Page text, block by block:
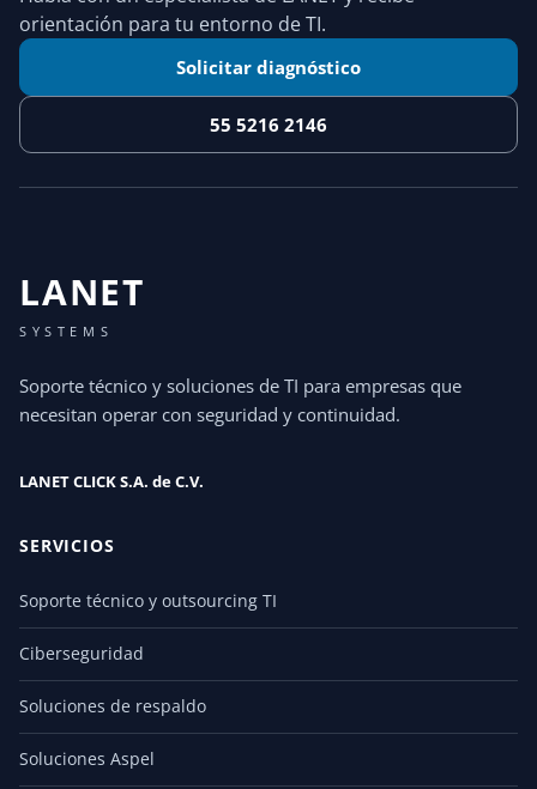
orientación para tu entorno de TI.
Solicitar diagnóstico
55 5216 2146
LANET
SYSTEMS
Soporte técnico y soluciones de TI para empresas que
necesitan operar con seguridad y continuidad.
LANET CLICK S.A. de C.V.
SERVICIOS
Soporte técnico y outsourcing TI
Ciberseguridad
Soluciones de respaldo
Soluciones Aspel